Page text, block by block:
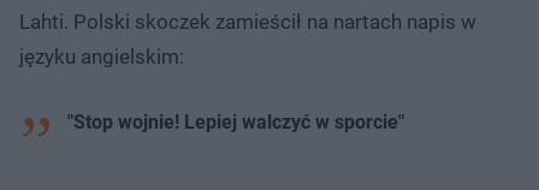
Lahti. Polski skoczek zamieścił na nartach napis w
języku angielskim:
"Stop wojnie! Lepiej walczyć w sporcie"